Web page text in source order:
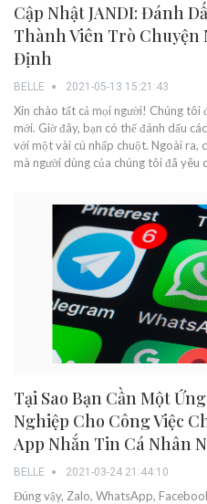
Cập Nhật JANDI: Đánh
Thành Viên Trò Chuyện
Định
BELLE 2021-05-13 15:21:43
Xin chào tất cả mọi người! Chúng tôi
mới. Giờ đây, bạn có thể đánh dấu
với một vài cú nhấp chuột. Ngoài ra,
mà người dùng của chúng tôi đã yêu
Tại Sao Bạn Cần Một
Nghiệp Cho Công Việc
App Nhắn Tin Cá Nhân
BELLE 2021-03-24 21:44:10
Đúng vậy, Zalo, WhatsApp,